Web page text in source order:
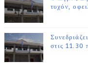
τυχόν,
στις